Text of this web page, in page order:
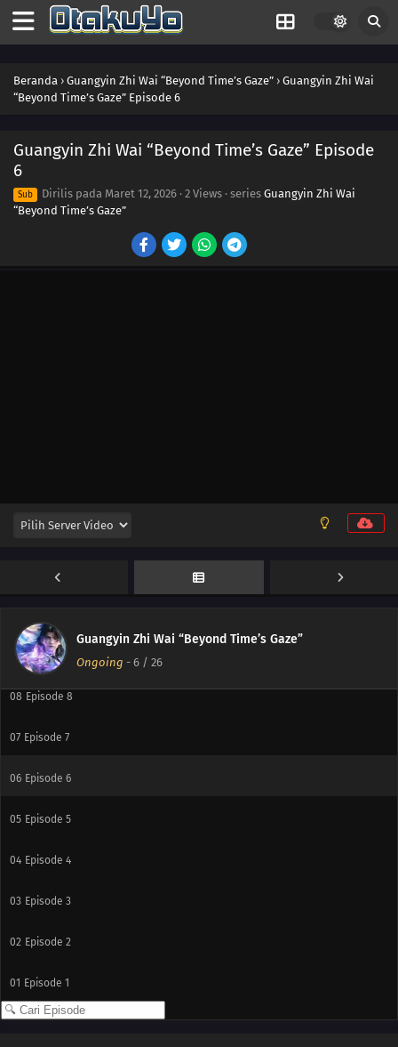
Beranda › Guangyin Zhi Wai “Beyond Time’s Gaze” › Guangyin Zhi Wai
“Beyond Time’s Gaze” Episode 6
Guangyin Zhi Wai “Beyond Time’s Gaze” Episode
6
Sub Dirilis pada Maret 12, 2026 · 2 Views · series Guangyin Zhi Wai
“Beyond Time’s Gaze”
Guangyin Zhi Wai “Beyond Time’s Gaze”
Ongoing - 6 / 26
Episode 12
Episode 11
09 Episode 9
08 Episode 8
07 Episode 7
06 Episode 6
05 Episode 5
04 Episode 4
03 Episode 3
02 Episode 2
01 Episode 1